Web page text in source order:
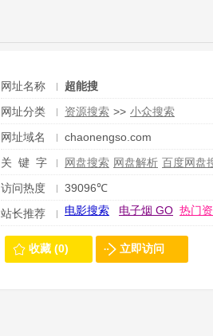
网址名称
超能搜
网址分类
资源搜索 >> 小众搜索
网址域名
chaonengso.com
关 键 字
网盘搜索 网盘解析 百度网盘
访问热度
39096℃
站长推荐
电影搜索 电子烟 GO 热门
收藏 (0) 立即访问